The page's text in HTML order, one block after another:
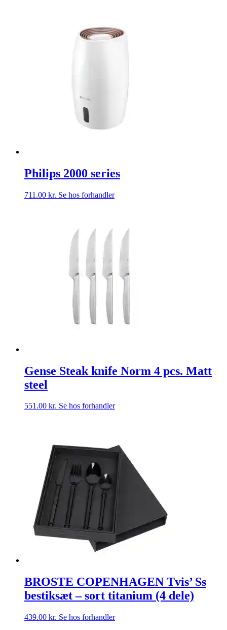
Philips 2000 series
711.00 kr. Se hos forhandler
Gense Steak knife Norm 4 pcs. Matt
steel
551.00 kr. Se hos forhandler
BROSTE COPENHAGEN Tvis’ Ss
bestiksæt – sort titanium (4 dele)
439.00 kr. Se hos forhandler